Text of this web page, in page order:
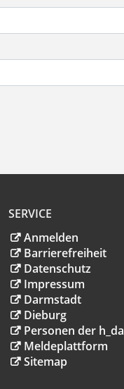
SERVICE
Anmelden
Barrierefreiheit
Datenschutz
Impressum
Darmstadt
Dieburg
Personen der h_da
Meldeplattform
Sitemap